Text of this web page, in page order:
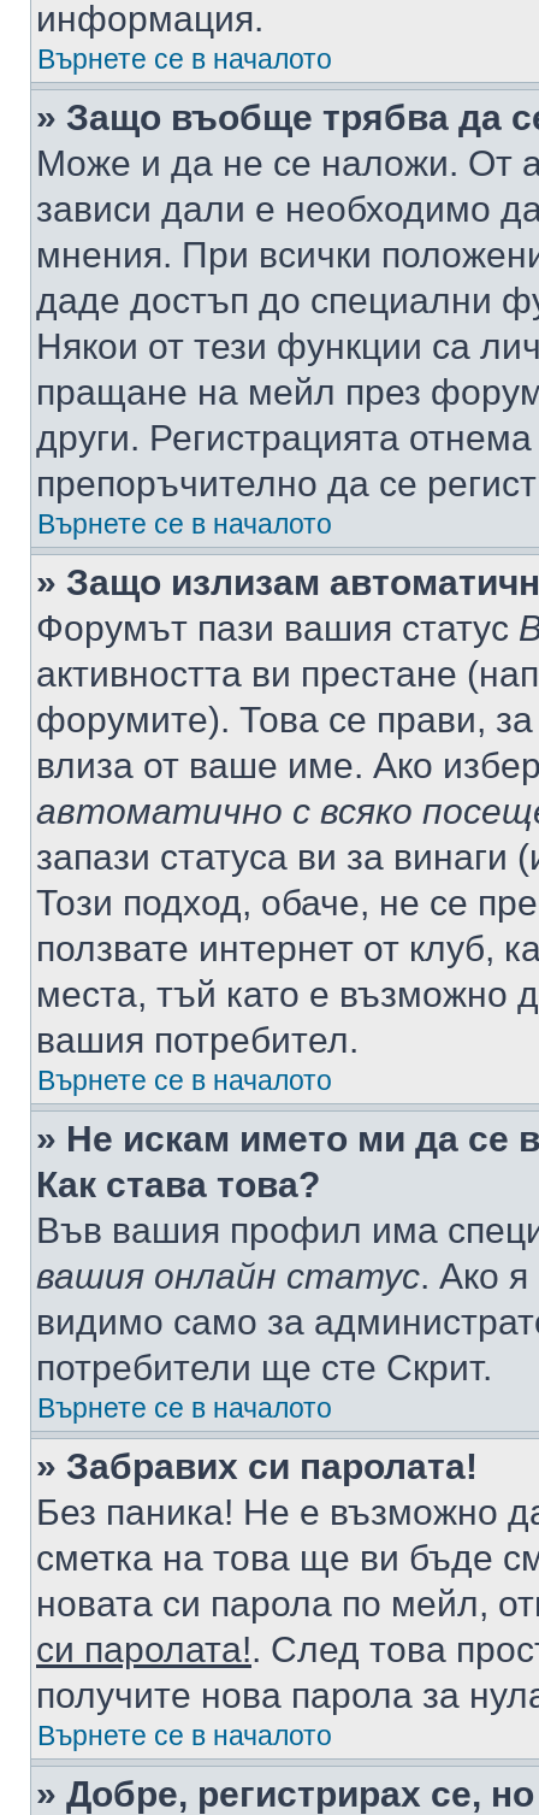
информация.
Върнете се в началото
» Защо въобще трябва да
Може и да не се наложи. От
зависи дали е необходимо
мнения. При всички
даде достъп до специални
Някои от тези функции са
пращане на мейл през
други. Регистрацията
препоръчително да се
Върнете се в началото
» Защо излизам
Форумът пази вашия статус
активността ви престане
форумите). Това се прави,
влиза от ваше име. Ако
автоматично с всяко
запази статуса ви за винаги
Този подход, обаче, не се
ползвате интернет от клуб,
места, тъй като е възможно
вашия потребител.
Върнете се в началото
» Не искам името ми да се
Как става това?
Във вашия профил има
вашия онлайн статус. Ако
видимо само за
потребители ще сте Скрит.
Върнете се в началото
» Забравих си паролата!
Без паника! Не е възможно
сметка на това ще ви бъде
новата си парола по мейл,
си паролата!. След това
получите нова парола за
Върнете се в началото
» Добре, регистрирах се,